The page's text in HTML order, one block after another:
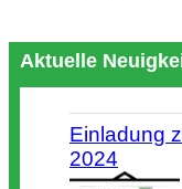
Aktuelle
Einladung
2024